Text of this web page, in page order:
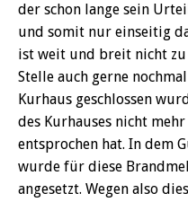
der schon lange sein
und somit nur einseitig
ist weit und breit nicht zu
Stelle auch gerne
Kurhaus geschlossen
des Kurhauses nicht
entsprochen hat. In dem
wurde für diese
angesetzt. Wegen also